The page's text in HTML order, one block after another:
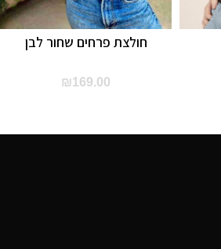
חולצת פרחים שחור לבן
₪169.00